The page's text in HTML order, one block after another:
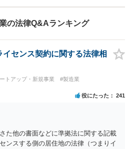
の法律Q&Aランキング
センス契約に関する法律相
トアップ・新規事業
#製造業
役にたった 241
た他の書面などに準拠法に関する記載
ンスする側の居住地の法律（つまりイ